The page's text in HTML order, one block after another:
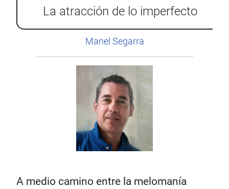
La atracción de lo imperfecto
Manel Segarra
A medio camino entre la melomanía